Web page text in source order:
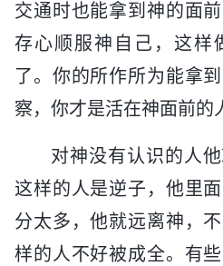
交通时也能拿到神的面
存心顺服神自己，这样
了。你的所作所为能拿
察，你才是活在神面前的
对神没有认识的人
这样的人是逆子，他里
分太多，他就远离神，
样的人不好被成全。有